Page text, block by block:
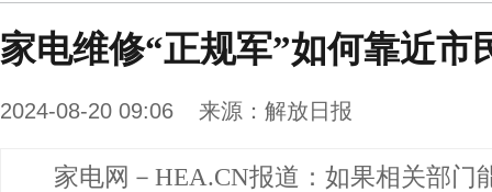
家电维修“正规军”如何靠近市
2024-08-20 09:06 来源： 解放日报
家电网－HEA.CN报道： 如果相关部门